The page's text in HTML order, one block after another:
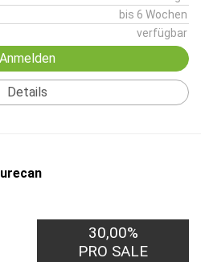
bis 6 Wochen
verfügbar
Anmelden
Details
30,00%
PRO SALE